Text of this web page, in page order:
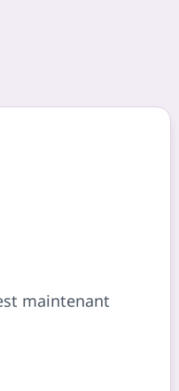
maintenant